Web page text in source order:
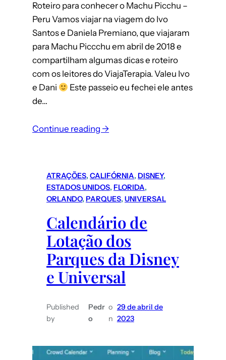
Roteiro para conhecer o Machu Picchu –
Peru Vamos viajar na viagem do Ivo
Santos e Daniela Premiano, que viajaram
para Machu Piccchu em abril de 2018 e
compartilham algumas dicas e roteiro
com os leitores do ViajaTerapia. Valeu Ivo
e Dani
Este passeio eu fechei ele antes
de…
Continue reading →
ATRAÇÕES, CALIFÓRNIA, DISNEY
ESTADOS UNIDOS, FLORIDA
ORLANDO, PARQUES, UNIVERSAL
Calendário de
Lotação dos
Parques da Disney
e Universal
Published
by
Pedr
o
o
n
29 de abril de
2023